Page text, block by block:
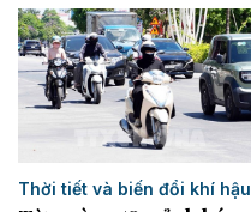
Thời tiết và biến đổi khí hậu